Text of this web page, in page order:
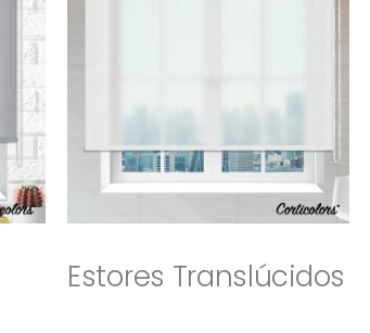
Estores Translúcidos